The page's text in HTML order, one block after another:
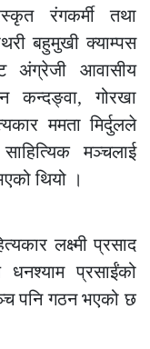
रंगकर्मी तथा
बहुमुखी क्याम्पस
अंग्रेजी आवासीय
कन्दङ्वा, गोरखा
ममता मिर्दुलले
मञ्चलाई
थियो ।
लक्ष्मी प्रसाद
प्रसाईंको
पनि गठन भएको छ